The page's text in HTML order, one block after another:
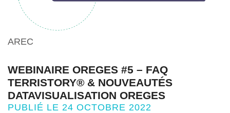
AREC
WEBINAIRE OREGES #5 – FAQ
TERRISTORY® & NOUVEAUTÉS
DATAVISUALISATION OREGES
PUBLIÉ LE 24 OCTOBRE 2022